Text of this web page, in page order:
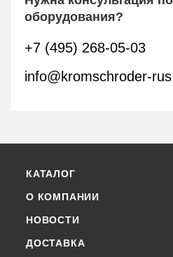
оборудования?
+7 (495) 268-05-03
info@kromschroder-
КАТАЛОГ
О КОМПАНИИ
НОВОСТИ
ДОСТАВКА